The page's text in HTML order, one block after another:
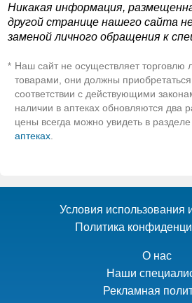
Никакая информация,
другой странице нашего сайта
заменой личного обращения к
* Наш сайт не осуществляет торговлю
товарами, они должны приобретаться
соответствии с действующими
наличии в аптеках обновляются два
цены всегда можно увидеть в разделе
аптеках
Условия использования
Политика
О нас
Наши
Рекламная